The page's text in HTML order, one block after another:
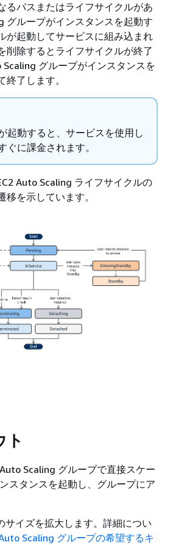
るパスまたはライフサイクルがあ
グループがインスタンスを起動す
が起動してサービスに組み込まれ
削除するとライフサイクルが終了
グループがインスタンスを
了します。
起動すると、サービスを使用し
ぐに課金されます。
Auto Scaling ライフサイクルの
を示しています。
ト
Scaling グループで直接スケー
スタンスを起動し、グループにア
サイズを拡大します。詳細につい
Scaling グループの希望するキ